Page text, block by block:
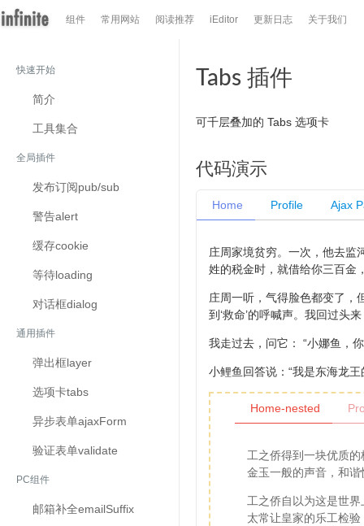
组件 常用网站 阅读推荐 iEditor 更新日志 关于我们
快速开始
简介
工具集合
全局插件
发布订阅pub/sub
警告alert
缓存cookie
等待loading
对话框dialog
通用插件
弹出框layer
选项卡tabs
异步表单ajaxForm
验证表单validate
PC组件
邮箱补全emailSuffix
Tabs 插件
可千层叠加的 Tabs 选项卡
代码演示
Home Profile Ajax
庄周家境贫穷。一次，他去监
姓的税金时，就借给你三百金
庄周一听，气得脸色都变了，
到‘救命’的呼喊声。我回过头
我走过去，问它： “小娜鱼，
小鲤鱼回答说：“我是东海龙
Home-nested
工之侨得到一块优质
金玉一般的声音，和谐
工之侨自以为这是世
太常让皇家的乐工检